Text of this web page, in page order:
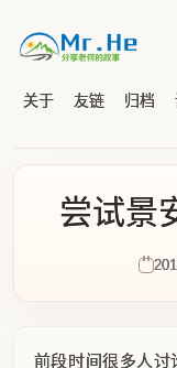
关于 友链 归档
尝试景
前段时间很多人讨